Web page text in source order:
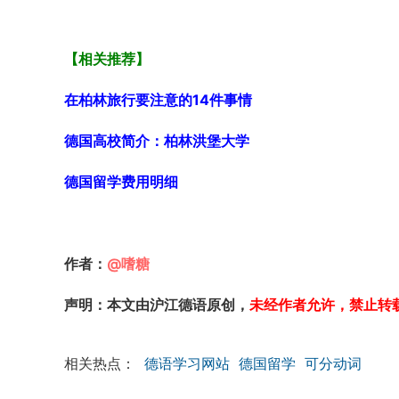
【相关推荐】
在柏林旅行要注意的14件事情
德国高校简介：柏林洪堡大学
德国留学费用明细
作者： @嗜糖
声明：本文由沪江德语原创， 未经作者允许，禁止转
相关热点： 德语学习网站 德国留学 可分动词